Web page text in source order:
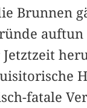
Brunnen
fatale